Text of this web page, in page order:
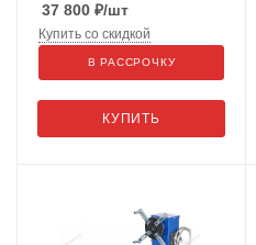
37 800 ₽/шт
КУПИТЬ
Купить со скидкой
В РАССРОЧКУ